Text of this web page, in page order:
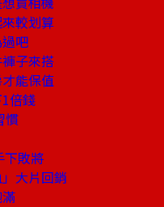
較划算
吧
子來搭
能保值
倍錢
慣
敗將
大片回銷